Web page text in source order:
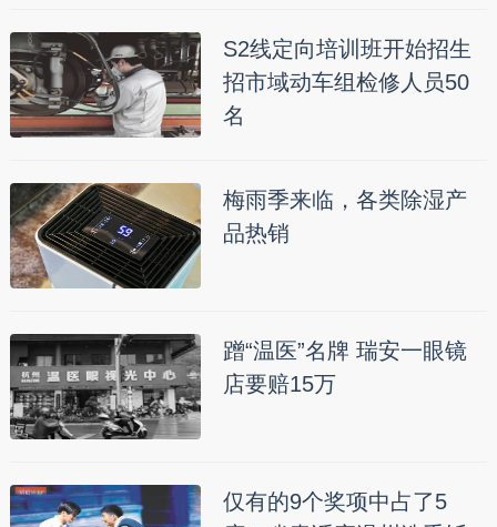
S2线定向培训班开始招生
招市域动车组检修人员50
名
梅雨季来临，各类除湿产
品热销
蹭“温医”名牌 瑞安一眼镜
店要赔15万
仅有的9个奖项中占了5